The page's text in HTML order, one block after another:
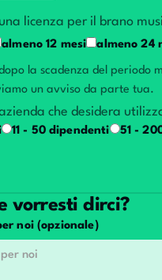
licenza per il brano
almeno 12 mesi almeno 24
la scadenza del
un avviso da parte tua.
che desidera
11 - 50 dipendenti 51 -
vorresti dirci?
noi (opzionale)